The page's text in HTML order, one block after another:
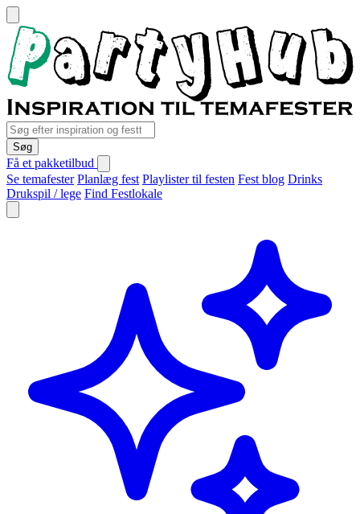
Søg
Få et pakketilbud
Se temafester Planlæg fest Playlister til festen Fest blog Drinks
Drukspil / lege Find Festlokale